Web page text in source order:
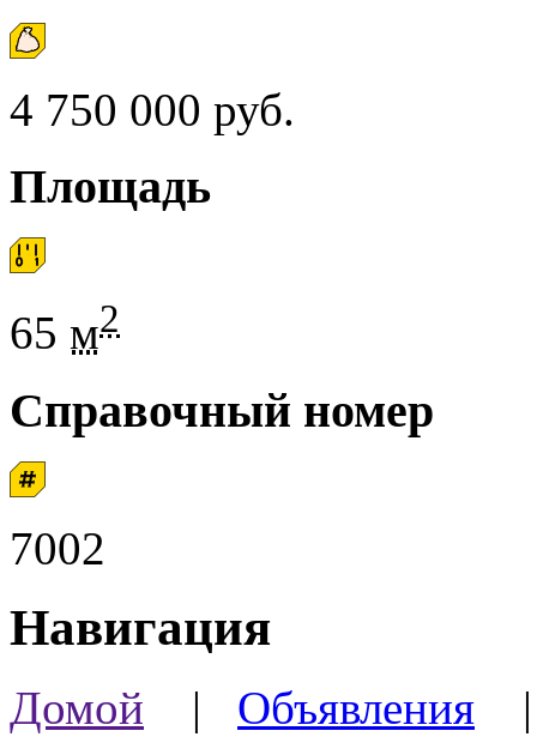
4 750 000 руб.
Площадь
65 м2
Справочный номер
7002
Навигация
Домой | Объявления